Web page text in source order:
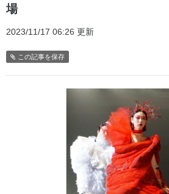
場
2023/11/17 06:26 更新
この記事を保存